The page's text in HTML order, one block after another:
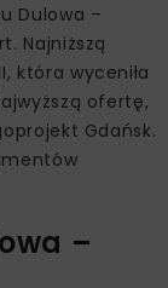
Dulowa –
Najniższą
która wyceniła
ofertę,
Gdańsk.
–